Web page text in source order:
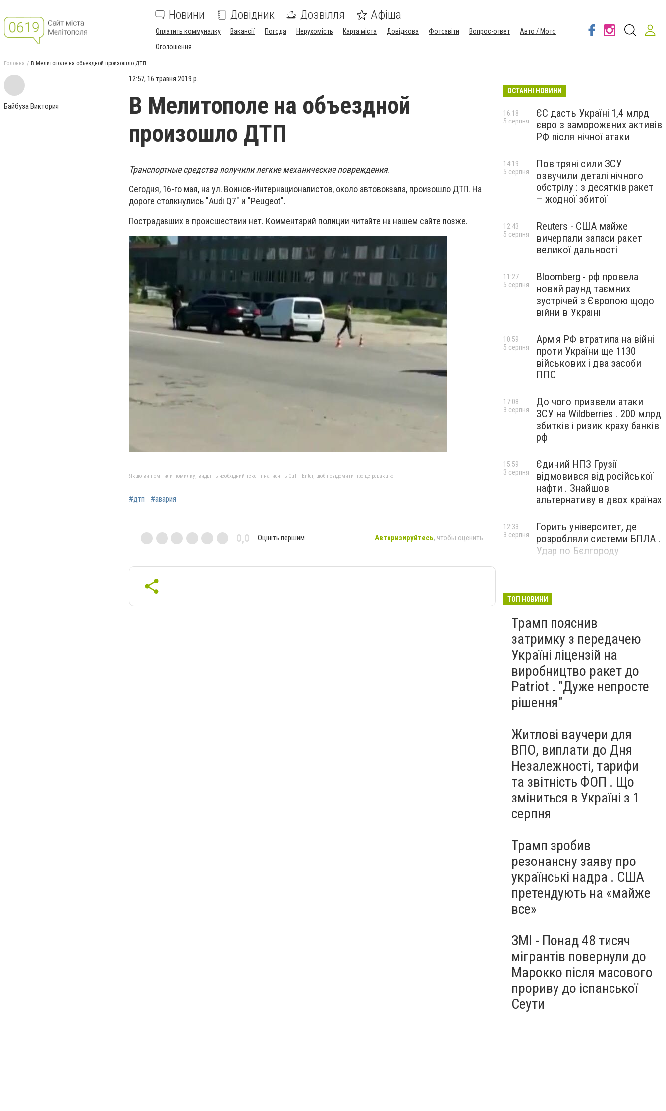
Новини Довідник Дозвілля Афіша
Оплатить коммуналку Вакансії Погода Нерухомість Карта міста Довідкова Фотозвіти Вопрос-ответ
Авто / Мото
Оголошення
Головна В Мелитополе на объездной произошло ДТП
Байбуза Виктория
12:57, 16 травня 2019 р.
В Мелитополе на объездной
произошло ДТП
Транспортные средства получили легкие механические повреждения.
Сегодня, 16-го мая, на ул. Воинов-Интернационалистов, около автовокзала, произошло ДТП. На
дороге столкнулись "Audi Q7" и "Peugeot".
Пострадавших в происшествии нет. Комментарий полиции читайте на нашем сайте позже.
Якщо ви помітили помилку, виділіть необхідний текст і натисніть Ctrl + Enter, щоб повідомити про це редакцію
#дтп #авария
0,0 Оцініть першим Авторизируйтесь, чтобы оценить
ОСТАННІ НОВИНИ
ЄС дасть Україні 1,4 млрд
євро з заморожених активів
РФ після нічної атаки
16:18
5 серпня
Повітряні сили ЗСУ
озвучили деталі нічного
обстрілу : з десятків ракет
– жодної збитої
14:19
5 серпня
Reuters - США майже
вичерпали запаси ракет
великої дальності
12:43
5 серпня
Bloomberg - рф провела
новий раунд таємних
зустрічей з Європою щодо
війни в Україні
11:27
5 серпня
Армія РФ втратила на війні
проти України ще 1130
військових і два засоби
ППО
10:59
5 серпня
До чого призвели атаки
ЗСУ на Wildberries . 200 млрд
збитків і ризик краху банків
рф
17:08
3 серпня
Єдиний НПЗ Грузії
відмовився від російської
нафти . Знайшов
альтернативу в двох країнах
15:59
3 серпня
Горить університет, де
розробляли системи БПЛА .
Удар по Бєлгороду
12:33
3 серпня
ТОП НОВИНИ
Трамп пояснив
затримку з передачею
Україні ліцензій на
виробництво ракет до
Patriot . "Дуже непросте
рішення"
Житлові ваучери для
ВПО, виплати до Дня
Незалежності, тарифи
та звітність ФОП . Що
зміниться в Україні з 1
серпня
Трамп зробив
резонансну заяву про
українські надра . США
претендують на «майже
все»
ЗМІ - Понад 48 тисяч
мігрантів повернули до
Марокко після масового
прориву до іспанської
Сеути